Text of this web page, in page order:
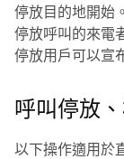
停放目的地開始
停放呼叫的來電
停放用戶可以宣
呼叫停放
以下操作適用於